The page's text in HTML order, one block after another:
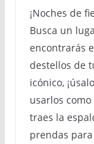
¡Noches de
Busca un
encontrarás
destellos de
icónico,
usarlos
traes la
prendas